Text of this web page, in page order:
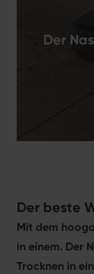
Der
Der beste
Mit dem
in einem. Der
Trocknen in